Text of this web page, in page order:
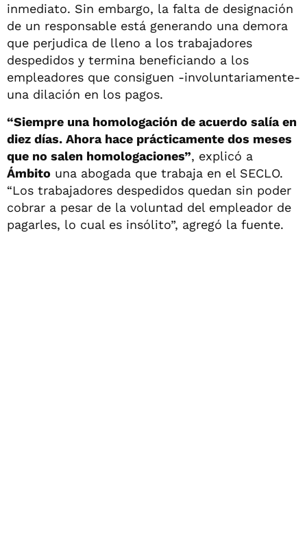
inmediato. Sin embargo, la falta de designación
de un responsable está generando una demora
que perjudica de lleno a los trabajadores
despedidos y termina beneficiando a los
empleadores que consiguen -involuntariamente-
una dilación en los pagos.
“Siempre una homologación de acuerdo salía en
diez días. Ahora hace prácticamente dos meses
que no salen homologaciones”, explicó a
Ámbito una abogada que trabaja en el SECLO.
“Los trabajadores despedidos quedan sin poder
cobrar a pesar de la voluntad del empleador de
pagarles, lo cual es insólito”, agregó la fuente.